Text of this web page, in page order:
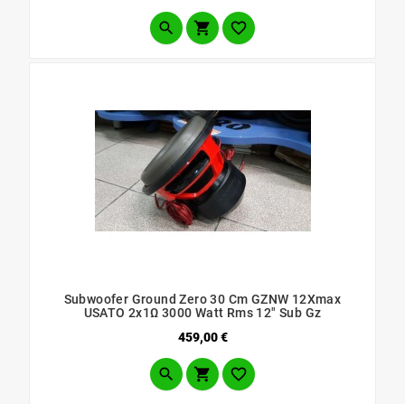
  
Subwoofer Ground Zero 30 Cm GZNW 12Xmax
USATO 2x1Ω 3000 Watt Rms 12" Sub Gz
459,00 €Prezzo
  